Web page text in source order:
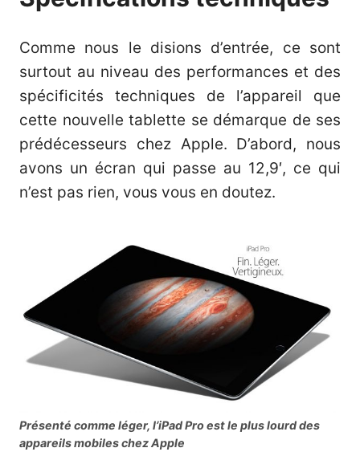
Comme nous le disions d’entrée, ce sont
surtout au niveau des performances et des
spécificités techniques de l’appareil que
cette nouvelle tablette se démarque de ses
prédécesseurs chez Apple. D’abord, nous
avons un écran qui passe au 12,9′, ce qui
n’est pas rien, vous vous en doutez.
Présenté comme léger, l’iPad Pro est le plus lourd des
appareils mobiles chez Apple